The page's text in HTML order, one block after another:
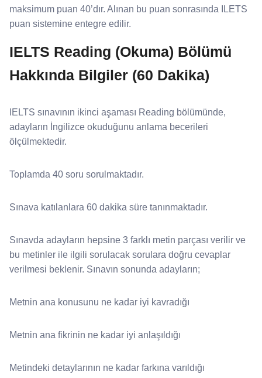
maksimum puan 40’dır. Alınan bu puan sonrasında ILETS
puan sistemine entegre edilir.
IELTS Reading (Okuma) Bölümü
Hakkında Bilgiler (60 Dakika)
IELTS sınavının ikinci aşaması Reading bölümünde,
adayların İngilizce okuduğunu anlama becerileri
ölçülmektedir.
Toplamda 40 soru sorulmaktadır.
Sınava katılanlara 60 dakika süre tanınmaktadır.
Sınavda adayların hepsine 3 farklı metin parçası verilir ve
bu metinler ile ilgili sorulacak sorulara doğru cevaplar
verilmesi beklenir. Sınavın sonunda adayların;
Metnin ana konusunu ne kadar iyi kavradığı
Metnin ana fikrinin ne kadar iyi anlaşıldığı
Metindeki detaylarının ne kadar farkına varıldığı